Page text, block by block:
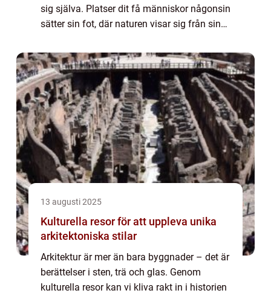
sig själva. Platser dit få människor någonsin
sätter sin fot, där naturen visar sig från sin
13 augusti 2025
Kulturella resor för att uppleva unika
arkitektoniska stilar
Arkitektur är mer än bara byggnader – det är
berättelser i sten, trä och glas. Genom
kulturella resor kan vi kliva rakt in i historien